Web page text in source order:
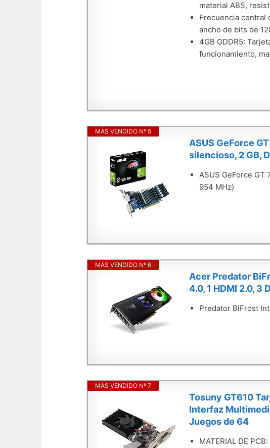
material ABS,
Frecuencia central
ancho de bits de
4GB GDDR5:
funcionamiento,
MÁS VENDIDO Nº 5
ASUS GeForce
silencioso, 2 GB,
ASUS GeForce GT
954 MHz)
MÁS VENDIDO Nº 6
Acer Predator
4.0, 1 HDMI 2.0, 3
Predator BiFrost
MÁS VENDIDO Nº 7
Tosuny GT610
Interfaz
Juegos de 64
MATERIAL DE